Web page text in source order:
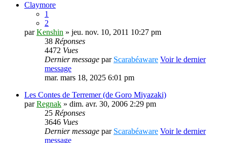
Claymore
1
2
parKenshin » jeu. nov. 10, 2011 10:27 pm
38 Réponses
4472 Vues
Dernier message par Scarabéaware Voir le dernier
message
mar. mars 18, 2025 6:01 pm
Les Contes de Terremer (de Goro Miyazaki)
parRegnak » dim. avr. 30, 2006 2:29 pm
25 Réponses
3646 Vues
Dernier message par Scarabéaware Voir le dernier
message